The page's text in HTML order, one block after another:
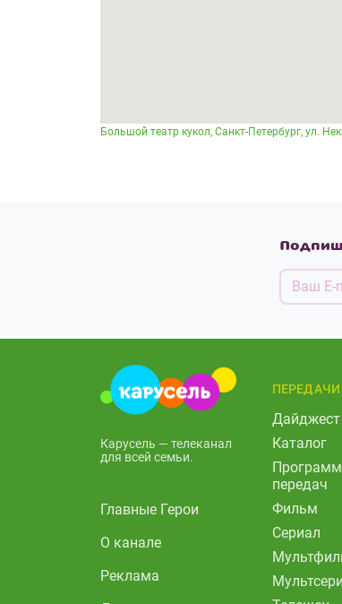
Большой театр кукол, Санкт-Петербург, ул.
Карусель — телеканал
для всей семьи.
Главные Герои
О канале
Реклама
ПЕРЕДАЧИ
Дайджест
Каталог
передач
Фильм
Сериал